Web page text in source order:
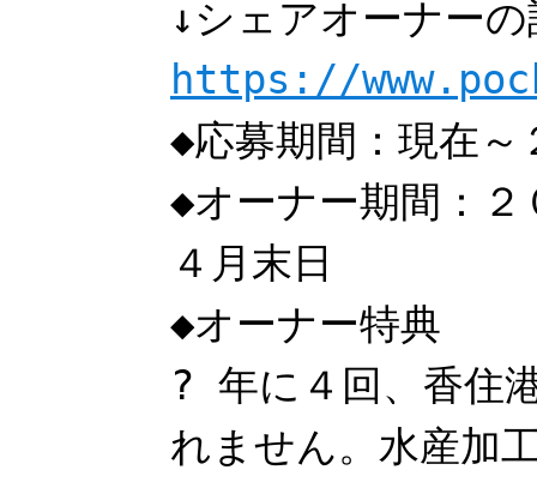
↓シェアオーナー
https://
◆応募期間：現在
◆オーナー期間：
４月末日
◆オーナー特典
? 年に４回、香住
れません。水産加